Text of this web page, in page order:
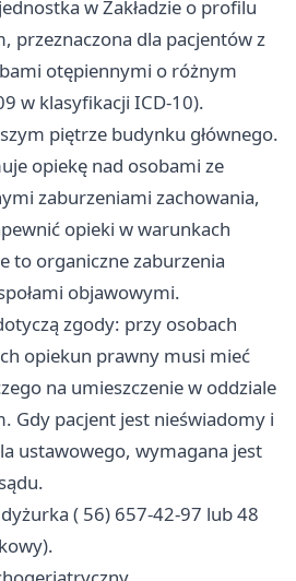
w Zakładzie o profilu
przeznaczona dla pacjentów z
otępiennymi o różnym
w klasyfikacji ICD-10).
piętrze budynku głównego.
opiekę nad osobami ze
zaburzeniami zachowania,
opieki w warunkach
to organiczne zaburzenia
objawowymi.
zgody: przy osobach
opiekun prawny musi mieć
na umieszczenie w oddziale
Gdy pacjent jest nieświadomy i
ustawowego, wymagana jest
( 56) 657-42-97 lub 48